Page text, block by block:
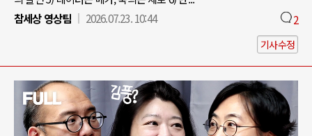
참세상 영상팀
2026.07.23. 10:44 2
기사수정